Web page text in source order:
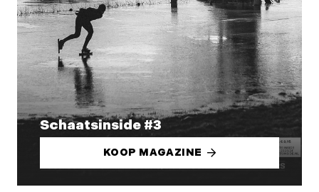
Schaatsinside #3
KOOP MAGAZINE